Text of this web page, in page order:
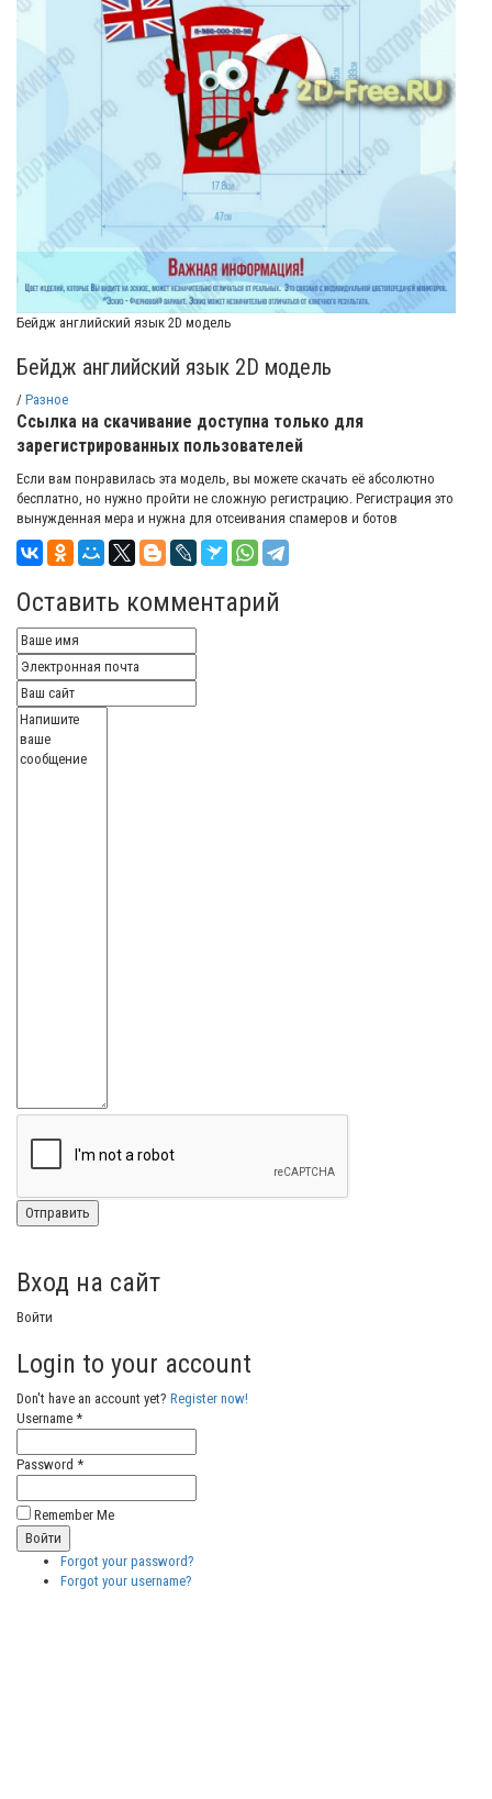
Бейдж английский язык 2D модель
Бейдж английский язык 2D модель
/ Разное
Ссылка на скачивание доступна только для
зарегистрированных пользователей
Если вам понравилась эта модель, вы можете скачать её абсолютно
бесплатно, но нужно пройти не сложную регистрацию. Регистрация это
вынужденная мера и нужна для отсеивания спамеров и ботов
Оставить комментарий
Вход на сайт
Войти
Login to your account
Don't have an account yet? Register now!
Username *
Password *
Remember Me
Forgot your password?
Forgot your username?